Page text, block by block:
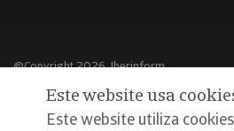
@Copyright 2026, Iberinform
Este website usa
Este website utiliza